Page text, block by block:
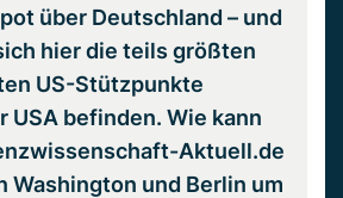
über Deutschland – und
hier die teils größten
US-Stützpunkte
USA befinden. Wie kann
Aktuell.de
Washington und Berlin um